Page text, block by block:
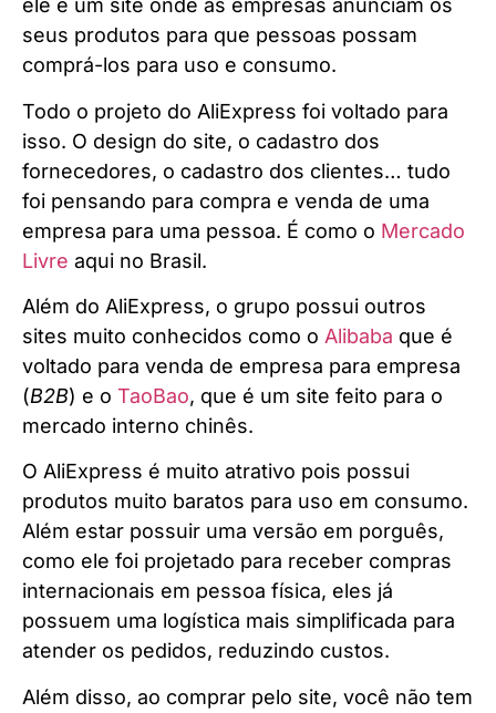
ele é um site onde as empresas anunciam os
seus produtos para que pessoas possam
comprá-los para uso e consumo.
Todo o projeto do AliExpress foi voltado para
isso. O design do site, o cadastro dos
fornecedores, o cadastro dos clientes… tudo
foi pensando para compra e venda de uma
empresa para uma pessoa. É como o Mercado
Livre aqui no Brasil.
Além do AliExpress, o grupo possui outros
sites muito conhecidos como o Alibaba que é
voltado para venda de empresa para empresa
(B2B) e o TaoBao, que é um site feito para o
mercado interno chinês.
O AliExpress é muito atrativo pois possui
produtos muito baratos para uso em consumo.
Além estar possuir uma versão em porguês,
como ele foi projetado para receber compras
internacionais em pessoa física, eles já
possuem uma logística mais simplificada para
atender os pedidos, reduzindo custos.
Além disso, ao comprar pelo site, você não tem